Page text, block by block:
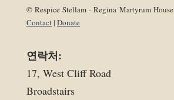
© Respice Stellam - Regina Martyrum House
Contact| Donate
연락처:
17, West Cliff Road
Broadstairs